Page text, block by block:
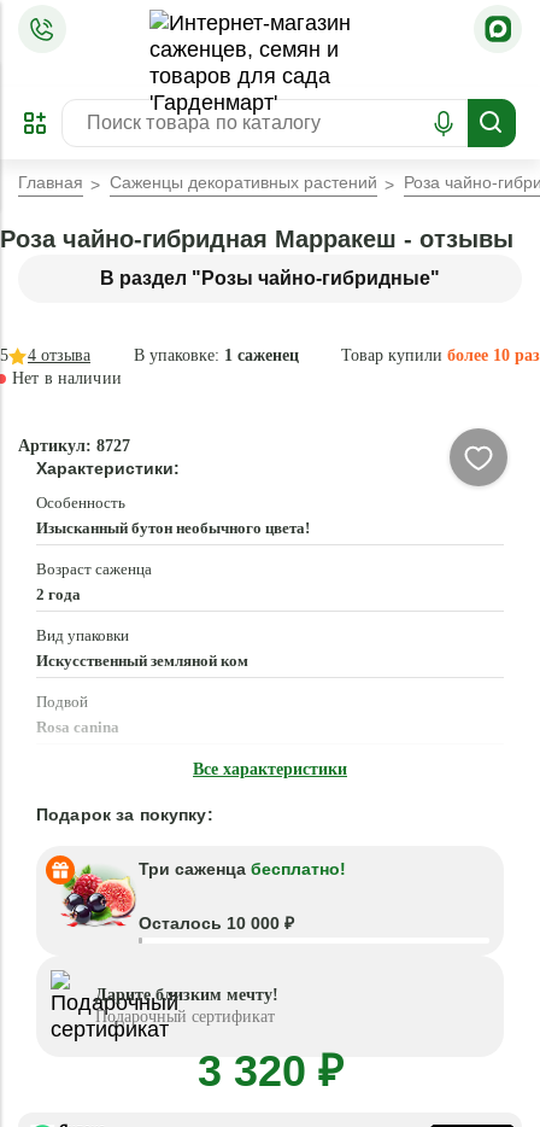
ПРЕДЗАКАЗ
ЗАБРОНИРОВАТЬ
ЛУЧШЕЕ
Главная Саженцы декоративных растений Роза чайно-
В раздел "Розы чайно-гибридные"
Роза чайно-гибридная Марракеш - отзывы
В упаковке: 1 саженец Товар купили более 10 раз
5 4 отзыва
Нет в наличии
Артикул: 8727
Характеристики:
Особенность
Изысканный бутон необычного цвета!
Возраст саженца
2 года
Вид упаковки
Искусственный земляной ком
Подвой
Rosa canina
Все характеристики
Подарок за покупку:
Три саженца бесплатно!
Осталось 10 000 ₽
Дарите близким мечту!
Подарочный сертификат
3 320 ₽